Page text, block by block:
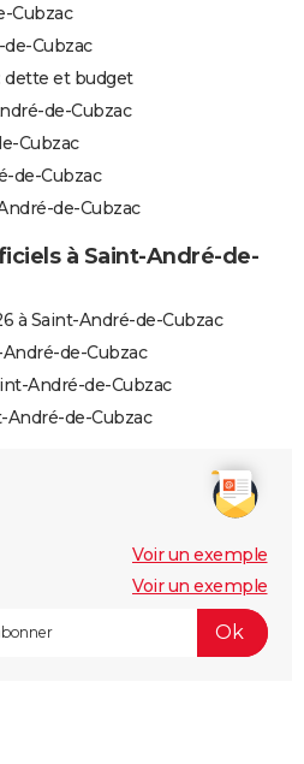
Cubzac
Cubzac
dette et budget
de-Cubzac
Cubzac
de-Cubzac
de-Cubzac
à Saint-André-de-
à Saint-André-de-Cubzac
de-Cubzac
André-de-Cubzac
André-de-Cubzac
Voir un exemple
Voir un exemple